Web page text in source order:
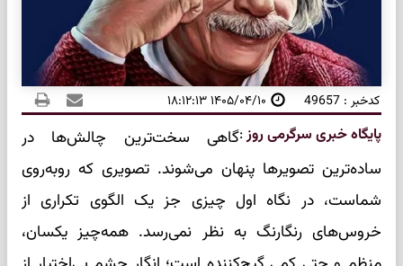
کدخبر : 49657 ۱۴۰۵/۰۴/۱۰ ۱۸:۱۲:۱۳
پایگاه خبری سرگرمی روز:گاهی سخت‌ترین چالش‌ها در
ساده‌ترین تصویرها پنهان می‌شوند. تصویری که روبه‌روی
شماست، در نگاه اول چیزی جز یک الگوی تکراری از
خروس‌های رنگارنگ به نظر نمی‌رسد. همه‌چیز یکسان،